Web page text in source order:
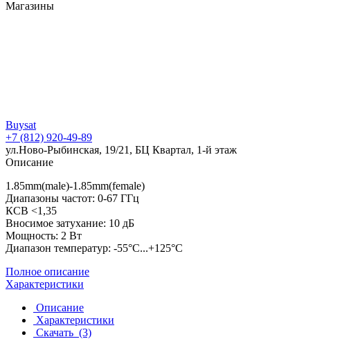
Магазины
Buysat
+7 (812) 920-49-89
ул.Ново-Рыбинская, 19/21, БЦ Квартал, 1-й этаж
Описание
1.85mm(male)-1.85mm(female)
Диапазоны частот: 0-67 ГГц
КСВ <1,35
Вносимое затухание: 10 дБ
Мощность: 2 Вт
Диапазон температур: -55°C...+125°C
Полное описание
Характеристики
Описание
Характеристики
Скачать (3)